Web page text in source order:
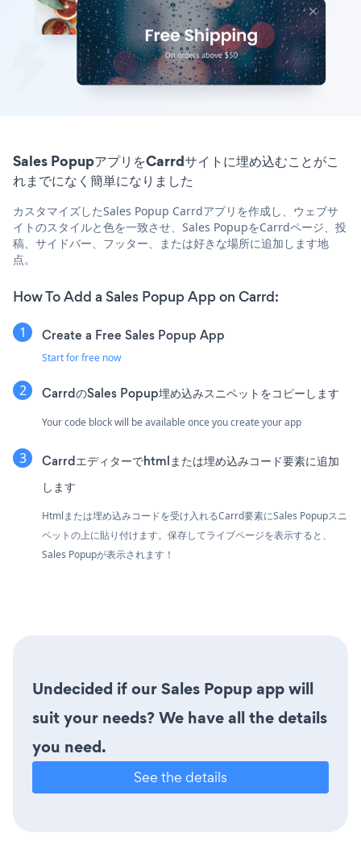
Sales PopupアプリをCarrdサイトに埋め込むことがこ
れまでになく簡単になりました
カスタマイズしたSales Popup Carrdアプリを作成し、ウェブサ
イトのスタイルと色を一致させ、Sales PopupをCarrdページ、投
稿、サイドバー、フッター、または好きな場所に追加します地
点。
How To Add a Sales Popup App on Carrd:
Create a Free Sales Popup App
Start for free now
CarrdのSales Popup埋め込みスニペットをコピーします
Your code block will be available once you create your app
Carrdエディターでhtmlまたは埋め込みコード要素に追加
します
Htmlまたは埋め込みコードを受け入れるCarrd要素にSales Popupスニ
ペットの上に貼り付けます。保存してライブページを表示すると、
Sales Popupが表示されます！
Undecided if our Sales Popup app will
suit your needs? We have all the details
you need.
See the details